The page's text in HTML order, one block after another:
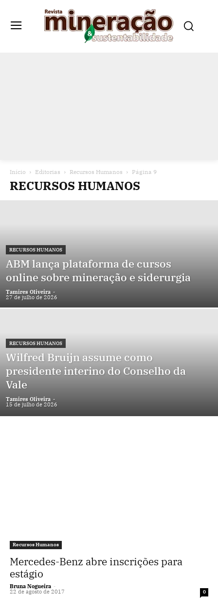
Início Editorias Recursos Humanos Página 9
RECURSOS HUMANOS
RECURSOS HUMANOS
ABM lança plataforma de cursos
online sobre mineração e siderurgia
Tamires Oliveira -
27 de julho de 2026
RECURSOS HUMANOS
Wilfred Bruijn assume como
presidente interino do Conselho da
Vale
Tamires Oliveira -
15 de julho de 2026
Recursos Humanos
Mercedes-Benz abre inscrições para
estágio
Bruna Nogueira -
22 de agosto de 2017 0